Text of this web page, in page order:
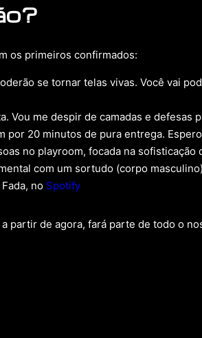
os primeiros confirmados:
se tornar telas vivas. Você vai
Vou me despir de camadas e defesas
20 minutos de pura entrega.
no playroom, focada na
com um sortudo (corpo
no Spotify
de agora, fará parte de todo o